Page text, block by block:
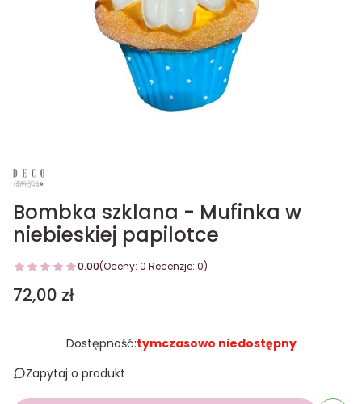
Bombka szklana - Mufinka w
niebieskiej papilotce
0.00(Oceny: 0 Recenzje: 0)
Cena
72,00 zł
Dostępność:tymczasowo niedostępny
Zapytaj o produkt